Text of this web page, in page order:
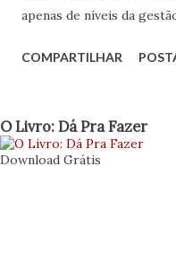
apenas de níveis da
seus objetivos e quais
relacionar quesitos,
parcerias certas. Antes
relação sobre os
COMPARTILHAR
O Livro: Dá Pra Fazer
Download Grátis